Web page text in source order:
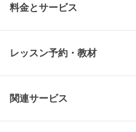
料金とサービス
レッスン予約・教材
関連サービス